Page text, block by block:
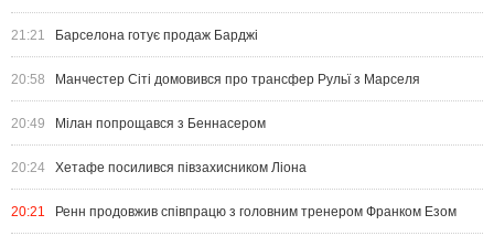
21:21 Барселона готує продаж Барджі
20:58 Манчестер Сіті домовився про трансфер Рульї з Марселя
20:49 Мілан попрощався з Беннасером
20:24 Хетафе посилився півзахисником Ліона
20:21 Ренн продовжив співпрацю з головним тренером Франком Езом